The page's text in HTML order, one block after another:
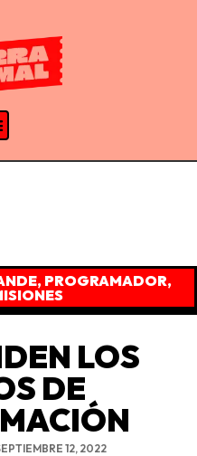
, PROGRAMADOR,
LOS
DE
12, 2022